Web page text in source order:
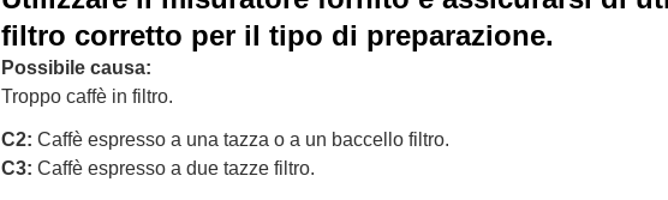
filtro corretto per il tipo di preparazione.
Possibile causa:
Troppo caffè in filtro.
C2: Caffè espresso a una tazza o a un baccello filtro.
C3: Caffè espresso a due tazze filtro.